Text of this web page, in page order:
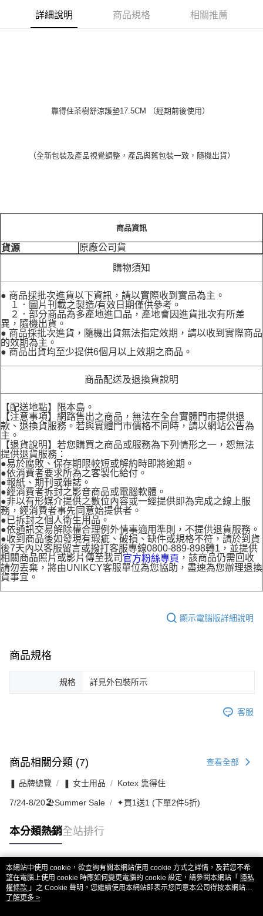
7-11取貨付款［需3-5個工作天不含預購商品］
詳細說明 商品規格 相關推薦
靠得住茶樹舒涼護墊17.5CM （經期前後使用）
（全新包裝及產品視覺調整，產品與舊包裝一致，隨機出貨）
商品資訊
貨源 原廠公司貨
購物須知
● 商品採批次進貨以下資訊，請以實際收到實品為主。
１．圖片刊載之製造/有效日期僅供參考。
２．部分商品為多產地進口品，產地會因進貨批次有所差
異，隨機出貨。
● 商品採批次進貨，隨機出貨無法指定效期，請以收到實際商品
的效期為主。
● 商品出貨均至少提供6個月以上效期之商品。
商品配送及退換貨說明
【配送地點】限本島。
【注意事項】網路售出之商品，無法在全台實體門市提供退
款、退換貨服務。若與實體門市價格不同時，請以網站公告為
主。
【退貨說明】若您購買之商品或服務為下列情形之一，恕無法
提供退貨服務：
●易於腐敗、保存期限較短或解約時即將逾期。
●依消費者要求所為之客製化給付。
●報紙、期刊或雜誌。
●經消費者拆封之影音商品或電腦軟體。
●非以有形媒介提供之數位內容或一經提供即為完成之線上服
務，經消費者事先同意始提供者。
●已拆封之個人衛生用品。
●依通訊交易解除權合理例外情事適用準則，不提供退貨服務。
●收到商品後如發現有瑕疵、破損、缺件或規格不符，請於到貨
後7天內以客服留言或撥打客服專線0800-889-898轉1，並提供
相關商品照片或影片傳至我司 官方粉絲專頁 ，該商品仍需回收
請勿丟棄，將由UNIKCY客服單位為您協助，盡速為您辦理退換
貨事宜。
顯示電腦版詳細說明
商品規格
規格 詳見外包裝所示
客服
商品相關分類 (7) 查看全部
❚ 品牌總覽 ❚ 女士用品 Kotex 靠得住
7/24-8/20🏖️Summer Sale ✦買1送1 (下單2件5折)
本分類熱銷全站排行
熱門標籤
本網站中使用 cookie，欲查詢有關本網站使用 cookie 方式之詳情，及若您不希
望在電腦上使用 cookie 時應如何變更電腦的 cookie 設定，請參閱本網站「 隱私
權條款 」之 Cookie 聲明。您繼續使用本網站即表示您同意本公司得按本網站使
用條款之 Cookie 聲明使用 cookie。
了解更多 >